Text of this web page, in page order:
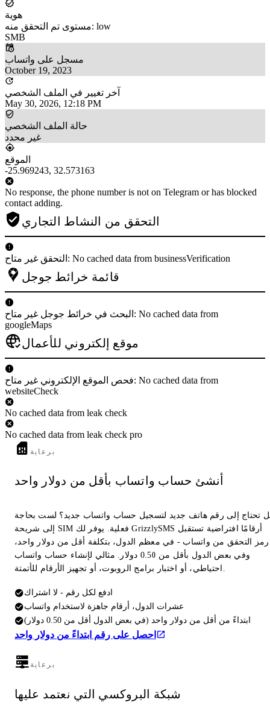
هوية
مستوى تم التحقق منه: low
SMB
مسجل على واتساب
October 19, 2023
آخر تغيير في الملف الشخصي
May 30, 2026, 12:18 PM
حالة الملف الشخصي
غير محدد
الموقع
-25.969243, 32.573163
No response, the phone number is not on Telegram or has blocked
contact adding.
التحقق من النشاط التجاري
التحقق غير متاح: No cached data from businessVerification
قائمة خرائط جوجل
البحث في خرائط جوجل غير متاح: No cached data from
googleMaps
موقع إلكتروني للأعمال
فحص الموقع الإلكتروني غير متاح: No cached data from
websiteCheck
No cached data from leak check
No cached data from leak check pro
برعاية
أنشئ حساب واتساب بأقل من دولار واحد
تحتاج إلى رقم هاتف جديد لتسجيل حساب واتساب جديد؟ لست بحاجة
إلى شريحة SIM فعلية. يوفر لك GrizzlySMS أرقامًا افتراضية تستقبل
رمز التحقق من واتساب - في معظم الدول، بتكلفة أقل من دولار واحد،
وفي بعض الدول بأقل من 0.50 دولار. مثالي لإنشاء حساب واتساب
احتياطي، أو اختبار برامج الروبوت، أو تجهيز الأرقام للأتمتة.
ادفع لكل رقم - لا اشتراك
عشرات الدول، أرقام جاهزة لاستخدام واتساب
ابتداءً من أقل من دولار واحد (في بعض الدول أقل من 0.50 دولار)
احصل على رقم ابتداءً من دولار واحد
برعاية
شبكة البروكسي التي نعتمد عليها